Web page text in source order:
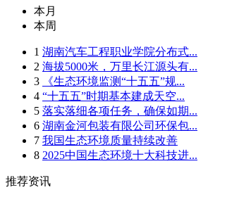
本月
本周
1 湖南汽车工程职业学院分布式...
2 海拔5000米，万里长江源头有...
3
《生态环境监测“十五五”规...
4 “十五五”时期基本建成天空...
5 落实落细各项任务，确保如期...
6 湖南金河包装有限公司环保包...
7 我国生态环境质量持续改善
8 2025中国生态环境十大科技进...
推荐资讯